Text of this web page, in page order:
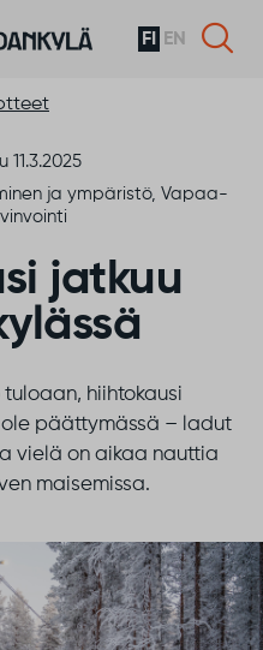
FI EN
11.3.2025
ja ympäristö, Vapaa-
jatkuu
hiihtokausi
päättymässä – ladut
vielä on aikaa nauttia
maisemissa.